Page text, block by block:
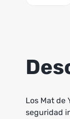
Los Mat de
seguridad